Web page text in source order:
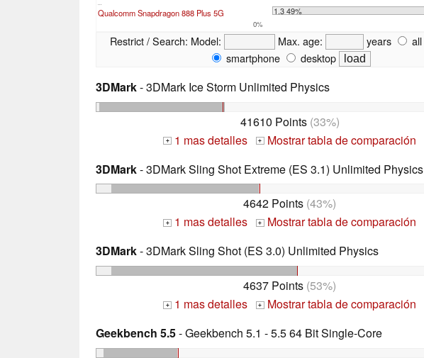
Qualcomm Snapdragon 888 Plus 5G 1.3 49%
0%
Restrict / Search: Model: Max. age: years all
smartphone
desktop
3DMark- 3DMark Ice Storm Unlimited Physics
41610 Points(33%)
+ 1 mas detalles + Mostrar tabla de comparación
3DMark- 3DMark Sling Shot Extreme (ES 3.1) Unlimited Physics
4642 Points (43%)
+ 1 mas detalles + Mostrar tabla de comparación
3DMark- 3DMark Sling Shot (ES 3.0) Unlimited Physics
4637 Points (53%)
+ 1 mas detalles + Mostrar tabla de comparación
Geekbench 5.5- Geekbench 5.1 - 5.5 64 Bit Single-Core